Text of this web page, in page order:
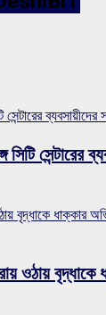
ব্যবসায়ীদের
সেন্টারের
বৃদ্ধাকে ধাক্কার
ওঠায়